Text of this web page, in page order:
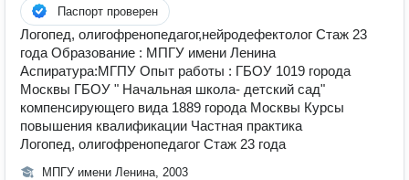
Паспорт проверен
Логопед, олигофренопедагог,нейродефектолог Стаж 23
года Образование : МПГУ имени Ленина
Аспиратура:МГПУ Опыт работы : ГБОУ 1019 города
Москвы ГБОУ " Начальная школа- детский сад"
компенсирующего вида 1889 города Москвы Курсы
повышения квалификации Частная практика
Логопед, олигофренопедагог Стаж 23 года
МПГУ имени Ленина, 2003